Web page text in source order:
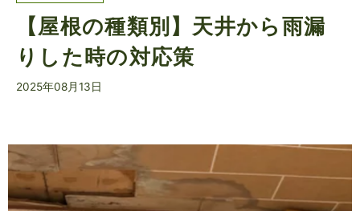
【屋根の種類別】天井から雨漏
りした時の対応策
2025年08月13日